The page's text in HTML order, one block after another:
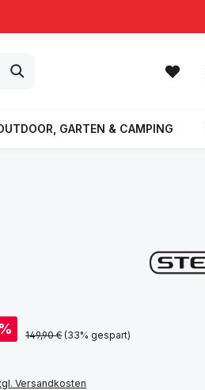
GARTEN & CAMPING
% Regulärer Preis:
149,90 € (33% gespart)
Versandkosten